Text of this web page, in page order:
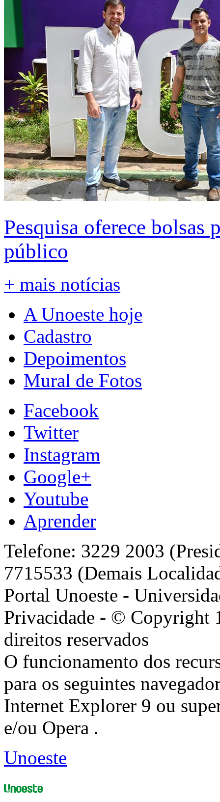
Pesquisa oferece bolsas
público
+ mais notícias
A Unoeste hoje
Cadastro
Depoimentos
Mural de Fotos
Facebook
Twitter
Instagram
Google+
Youtube
Aprender
Telefone: 3229 2003
7715533 (Demais
Portal Unoeste -
Privacidade - © Copyright
direitos reservados
O funcionamento dos
para os seguintes
Internet Explorer 9 ou
e/ou Opera .
Unoeste